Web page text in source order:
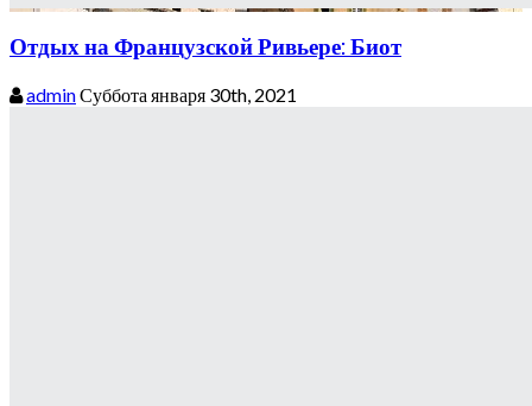
Отдых на Французской Ривьере: Биот
adminСуббота января 30th, 2021